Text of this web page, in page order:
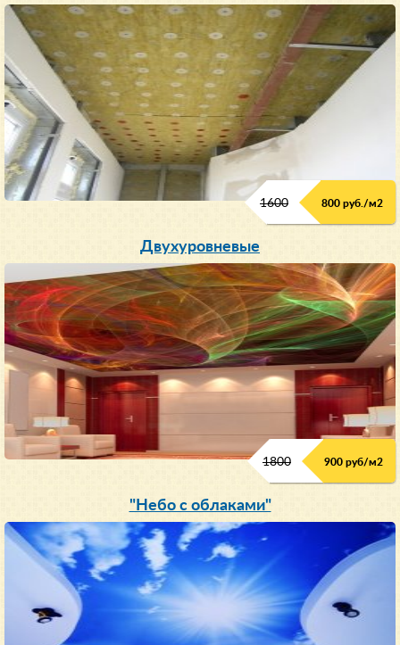
1600 800 руб./м2
Двухуровневые
1800 900 руб/м2
"Небо с облаками"